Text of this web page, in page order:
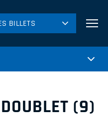
BILLETS
BILLETS
(9)